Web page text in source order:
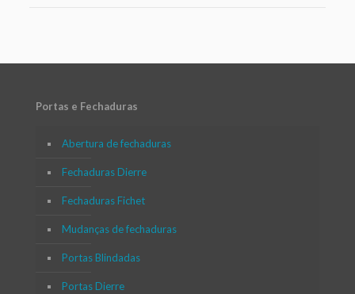
Portas e Fechaduras
Abertura de fechaduras
Fechaduras Dierre
Fechaduras Fichet
Mudanças de fechaduras
Portas Blindadas
Portas Dierre